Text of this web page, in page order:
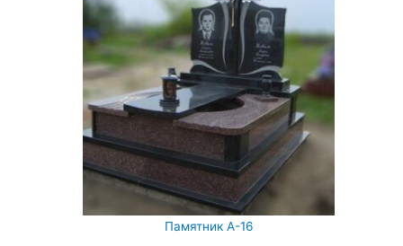
Памятник А-16